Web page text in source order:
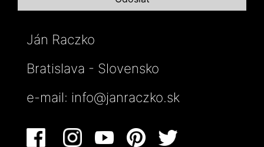
Ján Raczko
Bratislava - Slovensko
e-mail: info@janraczko.sk